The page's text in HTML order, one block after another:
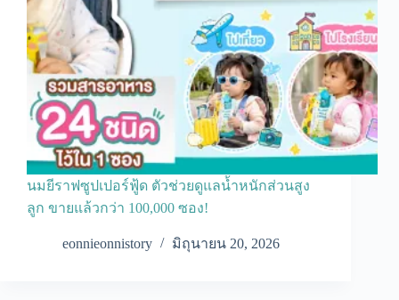
นมยีราฟซูปเปอร์ฟู้ด ตัวช่วยดูแลน้ำหนักส่วนสูง
ลูก ขายแล้วกว่า 100,000 ซอง!
eonnieonnistory มิถุนายน 20, 2026